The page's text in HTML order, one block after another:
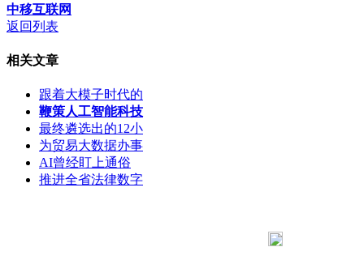
中移互联网
返回列表
相关文章
跟着大模子时代的
鞭策人工智能科技
最终遴选出的12小
为贸易大数据办事
AI曾经盯上通俗
推进全省法律数字